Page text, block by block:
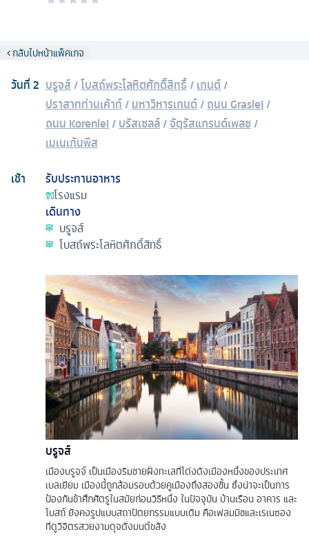
กลับไปหน้าแพ็คเกจ
วันที่2 บรูจส์/โบสถ์พระโลหิตศักดิ์สิทธิ์/เกนต์/
ปราสาทท่านเค้าท์/มหาวิหารเกนต์/ถนน Graslei /
ถนน Korenlei /บรัสเซลล์/จัตุรัสแกรนด์เพลซ /
เมเนเก้นพีส
เช้า
รับประทานอาหาร
โรงแรม
เดินทาง
บรูจส์
โบสถ์พระโลหิตศักดิ์สิทธิ์
บรูจส์
เมืองบรูจจ์ เป็นเมืองริมชายฝั่งทะเลที่โด่งดังเมืองหนึ่งของประเทศ
เบลเยียม เมืองนี้ถูกล้อมรอบด้วยคูเมืองถึงสองชั้น ซึ่งน่าจะเป็นการ
ป้องกันข้าศึกศัตรูในสมัยก่อนวิธีหนึ่ง ในปัจจุบัน บ้านเรือน อาคาร และ
โบสถ์ ยังคงรูปแบบสถาปัตยกรรมแบบเดิม คือเฟลมมิชและเรเนซอง
ที่ดูวิจิตรสวยงามดุจดั่งมนต์ขลัง